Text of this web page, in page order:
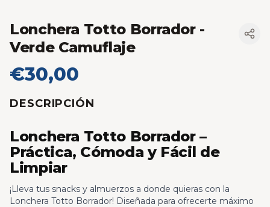
Lonchera Totto Borrador-
Verde Camuflaje
€30,00
DESCRIPCIÓN
Lonchera Totto Borrador –
Práctica, Cómoda y Fácil de
Limpiar
¡Lleva tus snacks y almuerzos a donde quieras con la
Lonchera Totto Borrador! Diseñada para ofrecerte máximo